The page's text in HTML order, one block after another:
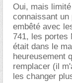
Oui, mais
connaissant
embêté avec
741, les portes
était dans le
heureusement
remplacer (il
les changer